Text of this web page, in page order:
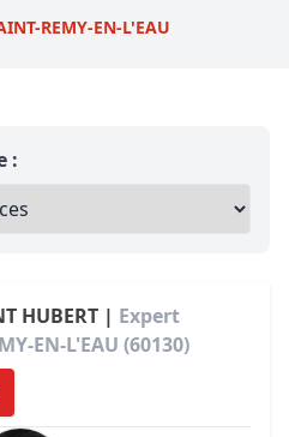
REMY-EN-L'EAU
:
HUBERT | Expert
EN-L'EAU (60130)